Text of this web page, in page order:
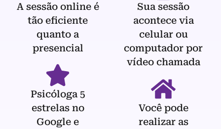
A sessão online é
tão eficiente
quanto a
presencial
Psicóloga 5
estrelas no
Google e
Sua sessão
acontece via
celular ou
computador por
vídeo chamada
Você pode
realizar as